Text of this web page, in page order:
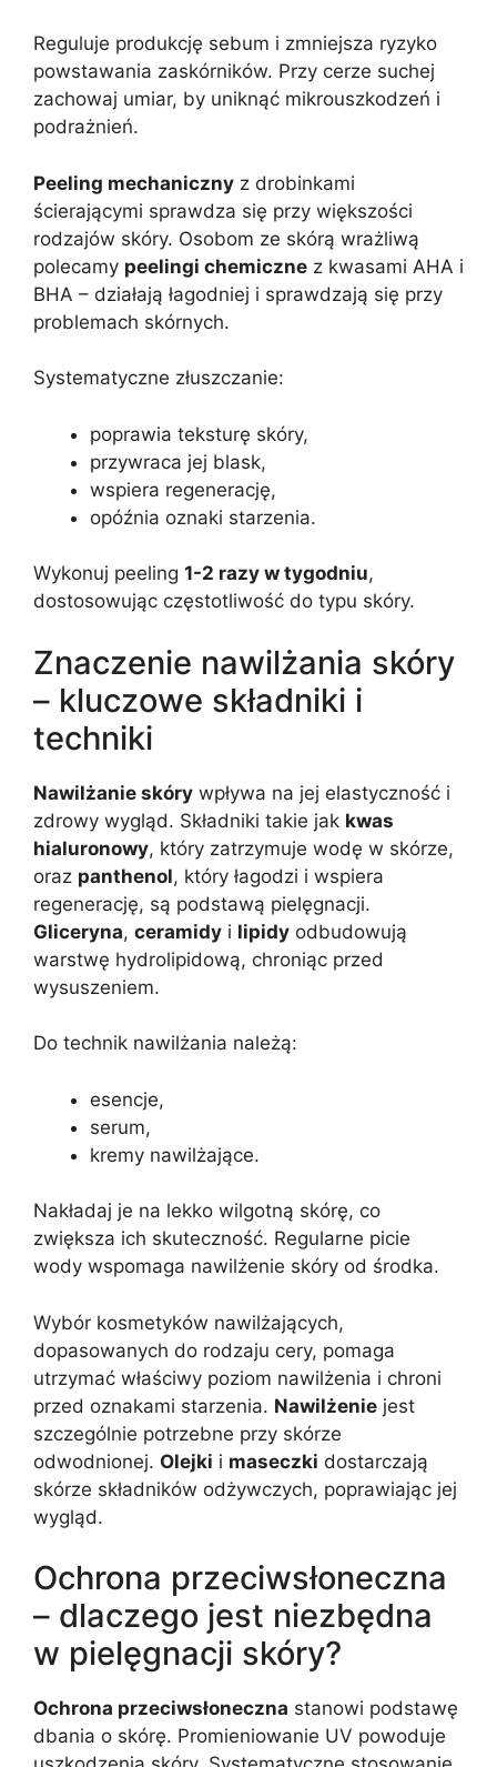
Reguluje produkcję sebum i zmniejsza ryzyko
powstawania zaskórników. Przy cerze suchej
zachowaj umiar, by uniknąć mikrouszkodzeń i
podrażnień.
Peeling mechaniczny z drobinkami
ścierającymi sprawdza się przy większości
rodzajów skóry. Osobom ze skórą wrażliwą
polecamy peelingi chemiczne z kwasami AHA i
BHA – działają łagodniej i sprawdzają się przy
problemach skórnych.
Systematyczne złuszczanie:
poprawia teksturę skóry,
przywraca jej blask,
wspiera regenerację,
opóźnia oznaki starzenia.
Wykonuj peeling 1-2 razy w tygodniu,
dostosowując częstotliwość do typu skóry.
Znaczenie nawilżania skóry
– kluczowe składniki i
techniki
Nawilżanie skóry wpływa na jej elastyczność i
zdrowy wygląd. Składniki takie jak kwas
hialuronowy, który zatrzymuje wodę w skórze,
oraz panthenol, który łagodzi i wspiera
regenerację, są podstawą pielęgnacji.
Gliceryna, ceramidy i lipidy odbudowują
warstwę hydrolipidową, chroniąc przed
wysuszeniem.
Do technik nawilżania należą:
esencje,
serum,
kremy nawilżające.
Nakładaj je na lekko wilgotną skórę, co
zwiększa ich skuteczność. Regularne picie
wody wspomaga nawilżenie skóry od środka.
Wybór kosmetyków nawilżających,
dopasowanych do rodzaju cery, pomaga
utrzymać właściwy poziom nawilżenia i chroni
przed oznakami starzenia. Nawilżenie jest
szczególnie potrzebne przy skórze
odwodnionej. Olejki i maseczki dostarczają
skórze składników odżywczych, poprawiając jej
wygląd.
Ochrona przeciwsłoneczna
– dlaczego jest niezbędna
w pielęgnacji skóry?
Ochrona przeciwsłoneczna stanowi podstawę
dbania o skórę. Promieniowanie UV powoduje